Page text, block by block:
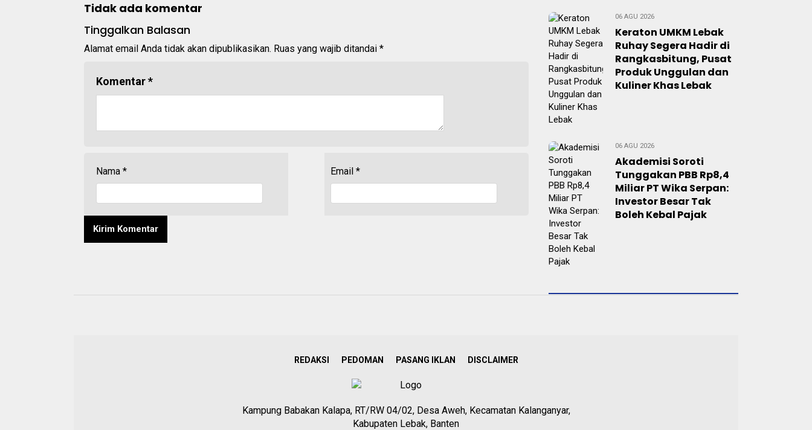
Tidak ada komentar
Tinggalkan Balasan
Alamat email Anda tidak akan dipublikasikan. Ruas yang wajib ditandai *
Komentar*
Nama * Email *
06 AGU 2026
Keraton UMKM Lebak
Ruhay Segera Hadir di
Rangkasbitung, Pusat
Produk Unggulan dan
Kuliner Khas Lebak
06 AGU 2026
Akademisi Soroti
Tunggakan PBB Rp8,4
Miliar PT Wika Serpan:
Investor Besar Tak
Boleh Kebal Pajak
REDAKSI PEDOMAN PASANG IKLAN DISCLAIMER
Kampung Babakan Kalapa, RT/RW 04/02, Desa Aweh, Kecamatan Kalanganyar,
Kabupaten Lebak, Banten